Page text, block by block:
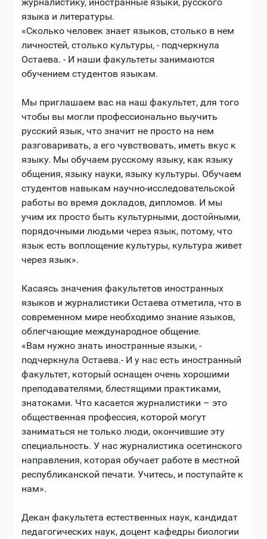
языка и литературы.
«Сколько человек знает языков, столько в нем
личностей, столько культуры, - подчеркнула
Остаева. - И наши факультеты занимаются
обучением студентов языкам.
Мы приглашаем вас на наш факультет, для того
чтобы вы могли профессионально выучить
русский язык, что значит не просто на нем
разговаривать, а его чувствовать, иметь вкус к
языку. Мы обучаем русскому языку, как языку
общения, языку науки, языку культуры. Обучаем
студентов навыкам научно-исследовательской
работы во время докладов, дипломов. И мы
учим их просто быть культурными, достойными,
порядочными людьми через язык, потому, что
язык есть воплощение культуры, культура живет
через язык».
Касаясь значения факультетов иностранных
языков и журналистики Остаева отметила, что в
современном мире необходимо знание языков,
облегчающие международное общение.
«Вам нужно знать иностранные языки, -
подчеркнула Остаева.- И у нас есть иностранный
факультет, который оснащен очень хорошими
преподавателями, блестящими практиками,
знатоками. Что касается журналистики – это
общественная профессия, которой могут
заниматься не только люди, окончившие эту
специальность. У нас журналистика осетинского
направления, которая обучает работе в местной
республиканской печати. Учитесь, и поступайте к
нам».
Декан факультета естественных наук, кандидат
педагогических наук, доцент кафедры биологии